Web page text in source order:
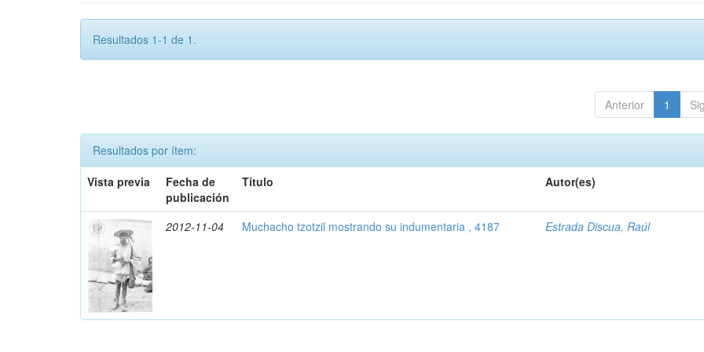
Resultados 1-1 de 1.
Anterior 1
Resultados por ítem:
Vista previa
Fecha de
publicación
Título Autor(es)
2012-11-04 Muchacho tzotzil mostrando su indumentaria , 4187 Estrada Discua, Raúl